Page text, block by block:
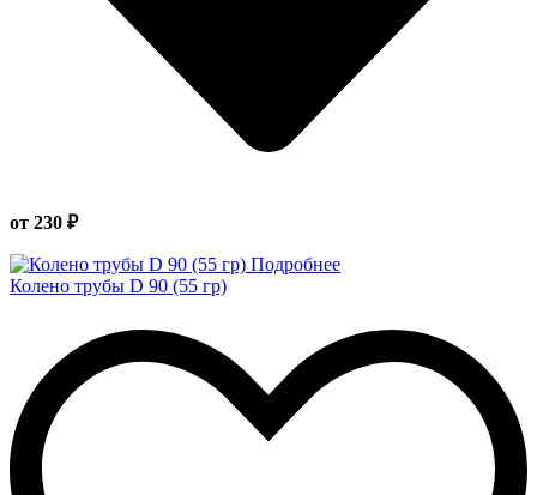
от 230 ₽
Подробнее
Колено трубы D 90 (55 гр)